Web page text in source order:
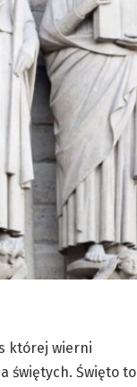
której wierni
świętych. Święto to